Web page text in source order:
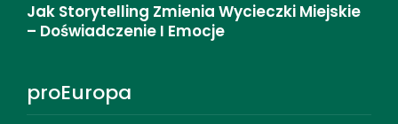
Jak Storytelling Zmienia Wycieczki Miejskie
– Doświadczenie I Emocje
proEuropa